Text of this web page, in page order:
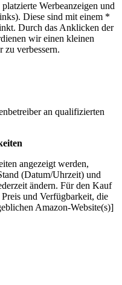
Werbeanzeigen und
Diese sind mit einem *
Durch das Anklicken der
wir einen kleinen
zu verbessern.
an qualifizierten
angezeigt werden,
(Datum/Uhrzeit) und
ändern. Für den Kauf
und Verfügbarkeit, die
Amazon-Website(s)]